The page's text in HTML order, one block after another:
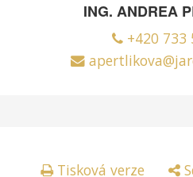
ING. ANDREA
+420 733
Tisková verze